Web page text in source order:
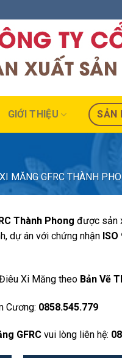
GIỚI THIỆU SẢN
MĂNG GFRC THÀNH
Thành Phong được sản
dự án với chứng nhận ISO
Xi Măng theo Bản Vẽ
Cương: 0858.545.779
GFRC vui lòng liên hệ: